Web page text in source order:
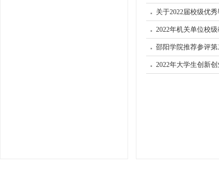
关于2022届校级优
2022年机关单位校
邵阳学院推荐参评
公示
2022年大学生创新